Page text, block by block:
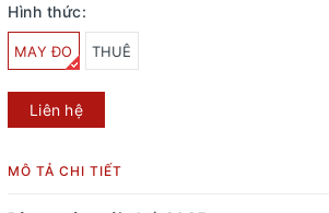
Hình thức:
MAY ĐO THUÊ
Liên hệ
MÔ TẢ CHI TIẾT